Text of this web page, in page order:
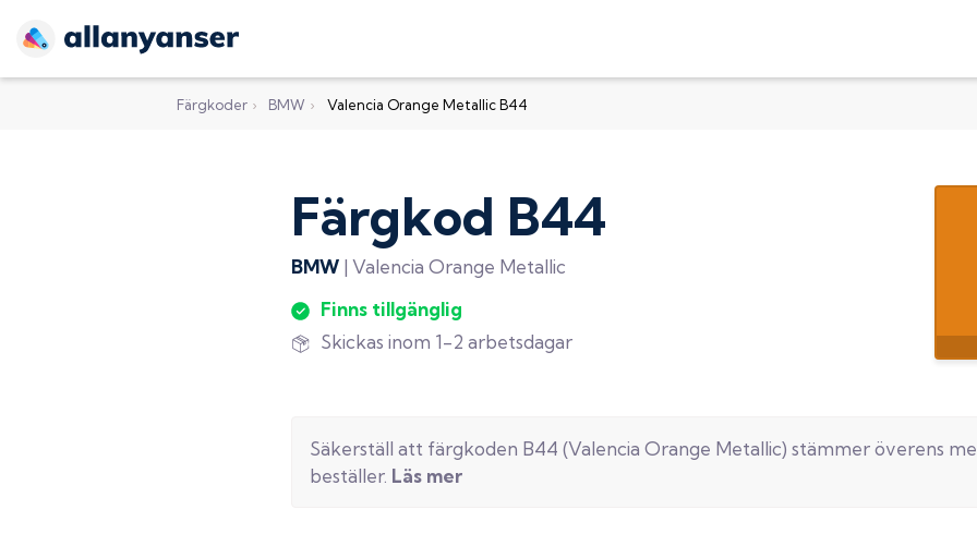
Färgkoder › BMW › Valencia Orange Metallic B44
Färgkod B44
BMW | Valencia Orange Metallic
Finns tillgänglig
Skickas inom 1-2 arbetsdagar
Säkerställ att färgkoden B44 (Valencia Orange Metallic) stämmer överens
beställer. Läs mer